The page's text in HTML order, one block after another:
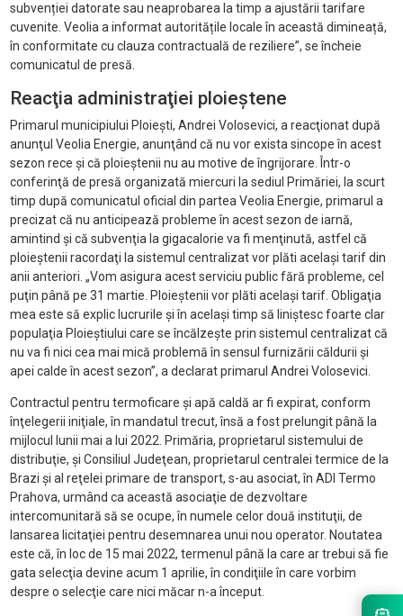
subvenției datorate sau neaprobarea la timp a ajustării tarifare
cuvenite. Veolia a informat autoritățile locale în această dimineață,
în conformitate cu clauza contractuală de reziliere”, se încheie
comunicatul de presă.
Reacţia administraţiei ploieştene
Primarul municipiului Ploieşti, Andrei Volosevici, a reacţionat după
anunţul Veolia Energie, anunţând că nu vor exista sincope în acest
sezon rece şi că ploieştenii nu au motive de îngrijorare. Într-o
conferinţă de presă organizată miercuri la sediul Primăriei, la scurt
timp după comunicatul oficial din partea Veolia Energie, primarul a
precizat că nu anticipează probleme în acest sezon de iarnă,
amintind şi că subvenţia la gigacalorie va fi menţinută, astfel că
ploieştenii racordaţi la sistemul centralizat vor plăti acelaşi tarif din
anii anteriori. „Vom asigura acest serviciu public fără probleme, cel
puţin până pe 31 martie. Ploieştenii vor plăti acelaşi tarif. Obligaţia
mea este să explic lucrurile şi în acelaşi timp să liniştesc foarte clar
populaţia Ploieştiului care se încălzeşte prin sistemul centralizat că
nu va fi nici cea mai mică problemă în sensul furnizării căldurii şi
apei calde în acest sezon”, a declarat primarul Andrei Volosevici.
Contractul pentru termoficare şi apă caldă ar fi expirat, conform
înţelegerii iniţiale, în mandatul trecut, însă a fost prelungit până la
mijlocul lunii mai a lui 2022. Primăria, proprietarul sistemului de
distribuţie, şi Consiliul Judeţean, proprietarul centralei termice de la
Brazi şi al reţelei primare de transport, s-au asociat, în ADI Termo
Prahova, urmând ca această asociaţie de dezvoltare
intercomunitară să se ocupe, în numele celor două instituţii, de
lansarea licitaţiei pentru desemnarea unui nou operator. Noutatea
este că, în loc de 15 mai 2022, termenul până la care ar trebui să fie
gata selecţia devine acum 1 aprilie, în condiţiile în care vorbim
despre o selecţie care nici măcar n-a început.